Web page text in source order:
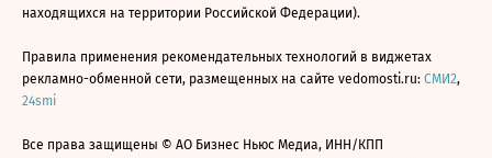
находящихся на территории Российской Федерации).
Правила применения рекомендательных технологий в виджетах
рекламно-обменной сети, размещенных на сайте vedomosti.ru: СМИ2,
24smi
Все права защищены © АО Бизнес Ньюс Медиа, ИНН/КПП